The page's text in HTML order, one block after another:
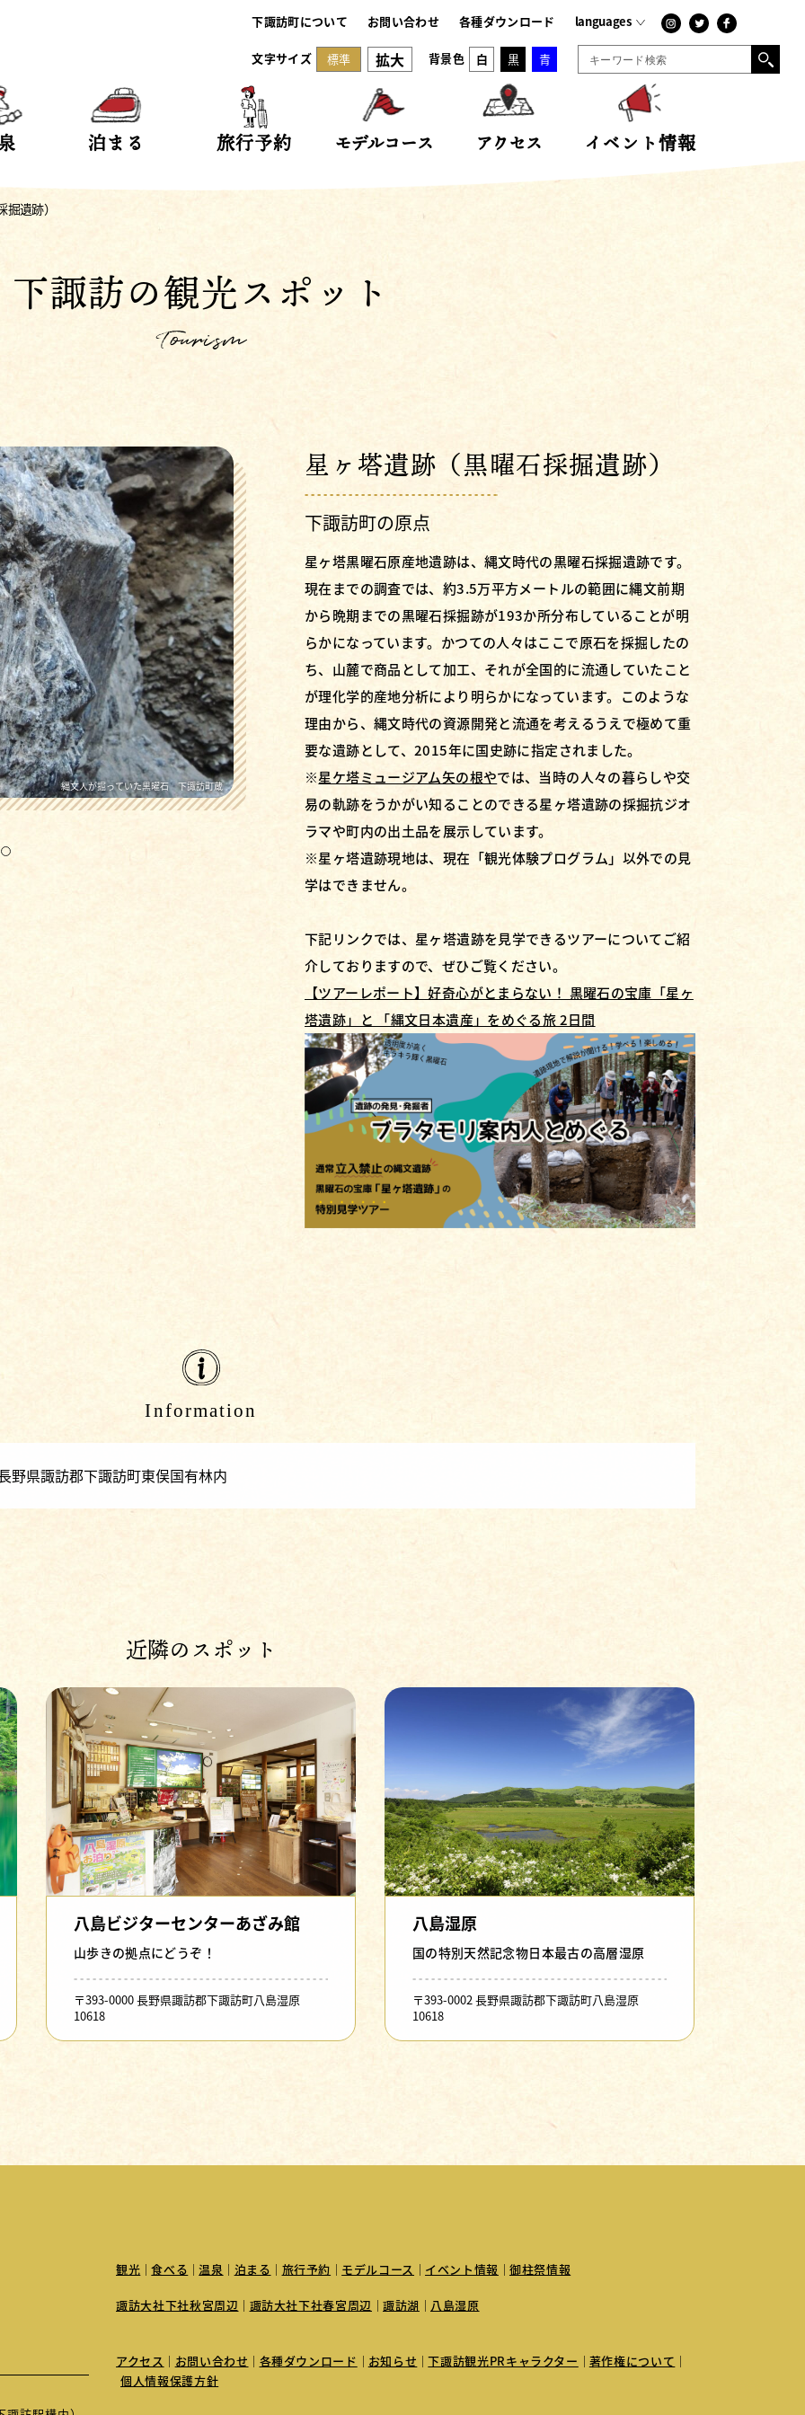
下諏訪町について お問い合わせ 各種ダウンロード languages
文字サイズ 標準 拡大 背景色 白 黒 青
泊まる 旅行予約 モデルコース アクセス イベント情報
遺跡）
下諏訪の観光スポット
Tourism
ぼみとして残る縄文時代の黒曜石採掘跡 下諏訪町蔵
縄文人が掘っていた黒曜石 下諏訪町蔵
星ヶ塔遺跡全景（白線の範囲が遺跡） 下諏訪町蔵
3
星ヶ塔遺跡（黒曜石採掘遺跡）
下諏訪町の原点
星ヶ塔黒曜石原産地遺跡は、縄文時代の黒曜石採掘遺跡です。
現在までの調査では、約3.5万平方メートルの範囲に縄文前期
から晩期までの黒曜石採掘跡が193か所分布していることが明
らかになっています。かつての人々はここで原石を採掘したの
ち、山麓で商品として加工、それが全国的に流通していたこと
が理化学的産地分析により明らかになっています。このような
理由から、縄文時代の資源開発と流通を考えるうえで極めて重
要な遺跡として、2015年に国史跡に指定されました。
※星ケ塔ミュージアム矢の根やでは、当時の人々の暮らしや交
易の軌跡をうかがい知ることのできる星ヶ塔遺跡の採掘抗ジオ
ラマや町内の出土品を展示しています。
※星ヶ塔遺跡現地は、現在「観光体験プログラム」以外での見
学はできません。
下記リンクでは、星ヶ塔遺跡を見学できるツアーについてご紹
介しておりますので、ぜひご覧ください。
【ツアーレポート】好奇心がとまらない！ 黒曜石の宝庫「星ヶ
塔遺跡」と 「縄文日本遺産」をめぐる旅 2日間
Information
野県諏訪郡下諏訪町東俣国有林内
近隣のスポット
八島ビジターセンターあざみ館
山歩きの拠点にどうぞ！
〒393-0000 長野県諏訪郡下諏訪町八島湿原
10618
八島湿原
国の特別天然記念物日本最古の高層湿原
〒393-0002 長野県諏訪郡下諏訪町八島湿原
10618
観光 食べる 温泉 泊まる 旅行予約 モデルコース イベント情報 御柱祭情報
諏訪大社下社秋宮周辺 諏訪大社下社春宮周辺 諏訪湖 八島湿原
アクセス お問い合わせ 各種ダウンロード お知らせ 下諏訪観光PRキャラクター
著作権について
個人情報保護方針